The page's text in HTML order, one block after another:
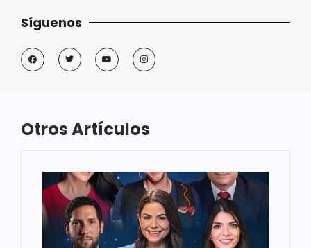
Síguenos
Otros Artículos